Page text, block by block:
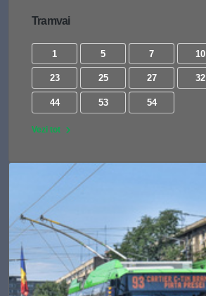
Tramvai
1 5 7 10
23 25 27 32
44 53 54
Vezi tot